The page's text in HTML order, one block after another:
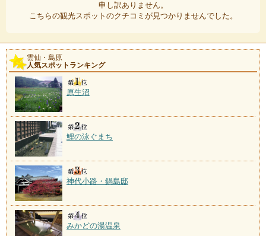
申し訳ありません。
こちらの観光スポットのクチコミが見つかりませんでした。
雲仙・島原
人気スポットランキング
原生沼
鯉の泳ぐまち
神代小路・鍋島邸
みかどの湯温泉